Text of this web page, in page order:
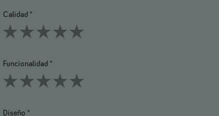
Calidad *
Funcionalidad *
Diseño *